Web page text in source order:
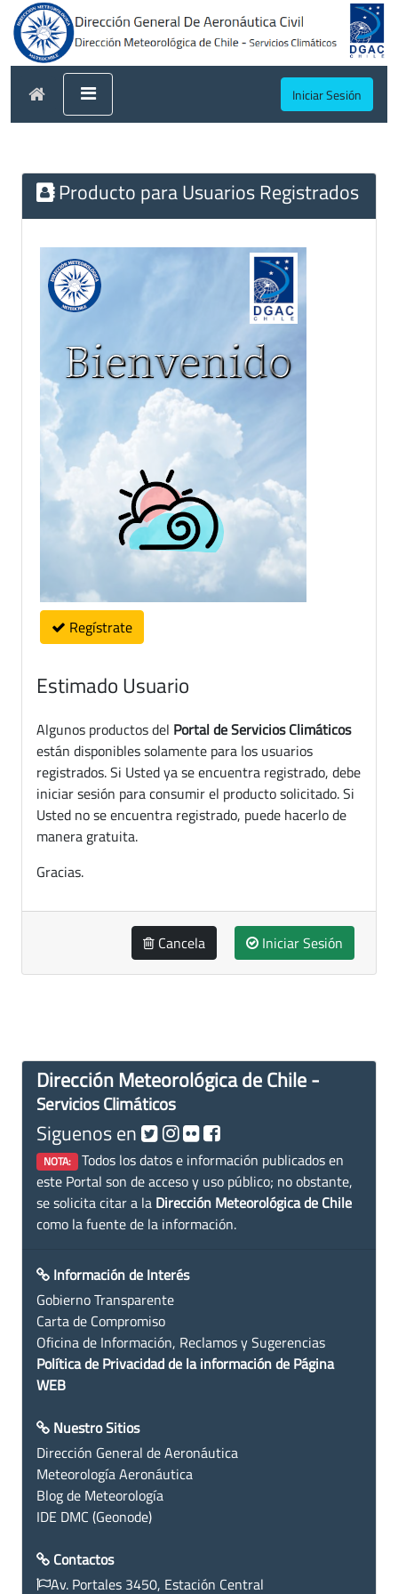
Iniciar Sesión
Producto para Usuarios Registrados
Regístrate
Estimado Usuario
Algunos productos del Portal de Servicios Climáticos
están disponibles solamente para los usuarios
registrados. Si Usted ya se encuentra registrado, debe
iniciar sesión para consumir el producto solicitado. Si
Usted no se encuentra registrado, puede hacerlo de
manera gratuita.
Gracias.
Cancela Iniciar Sesión
Dirección Meteorológica de Chile -
Servicios Climáticos
Siguenos en
NOTA: Todos los datos e información publicados en
este Portal son de acceso y uso público; no obstante,
se solicita citar a la Dirección Meteorológica de Chile
como la fuente de la información.
Información de Interés
Gobierno Transparente
Carta de Compromiso
Oficina de Información, Reclamos y Sugerencias
Política de Privacidad de la información de Página
WEB
Nuestro Sitios
Dirección General de Aeronáutica
Meteorología Aeronáutica
Blog de Meteorología
IDE DMC (Geonode)
Contactos
Av. Portales 3450, Estación Central